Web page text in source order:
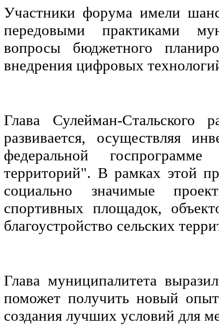
Участники форума имели
передовыми практиками
вопросы бюджетного
внедрения цифровых
Глава Сулейман-Стальского
развивается, осуществляя
федеральной
территорий". В рамках этой
социально значимые
спортивных площадок,
благоустройство сельских
Глава муниципалитета
поможет получить новый
создания лучших условий для